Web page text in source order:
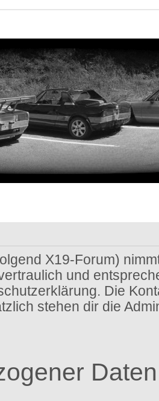
X19-Forum)
und
Die
stehen dir die
Daten